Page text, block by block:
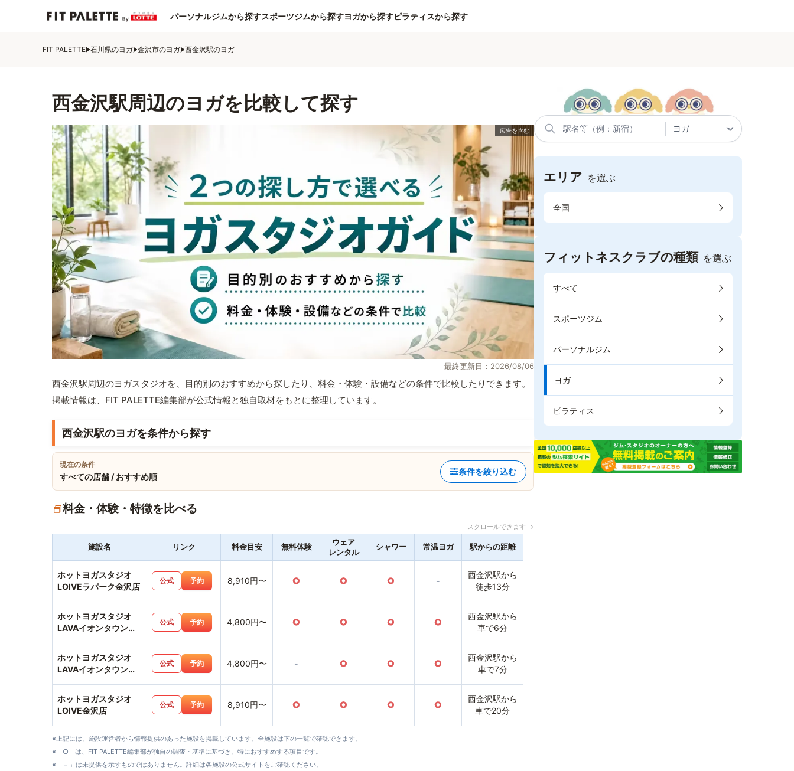
パーソナルジムから探すスポーツジムから探すヨガから探すピラティスから探す
FIT PALETTE 石川県のヨガ 金沢市のヨガ 西金沢駅のヨガ
西金沢駅周辺のヨガを比較して探す
最終更新日：2026/08/06
西金沢駅周辺のヨガスタジオを、目的別のおすすめから探したり、料金・体験・設備などの条件で比較したりできます。
掲載情報は、FIT PALETTE編集部が公式情報と独自取材をもとに整理しています。
西金沢駅のヨガを条件から探す
現在の条件
すべての店舗 / おすすめ順
条件を絞り込む
料金・体験・特徴を比べる
スクロールできます →
施設名 リンク 料金目安 無料体験
ウェア
レンタル
シャワー 常温ヨガ 駅からの距離
ホットヨガスタジオ
LOIVEラパーク金沢店
公式 予約 8,910円〜 ○ ○ ○ -
西金沢駅から
徒歩13分
ホットヨガスタジオ
LAVAイオンタウン金
公式 予約 4,800円〜 ○ ○ ○ ○
西金沢駅から
車で6分
ホットヨガスタジオ
LAVAイオンタウン
公式 予約 4,800円〜 - ○ ○ ○
西金沢駅から
車で7分
ホットヨガスタジオ
LOIVE金沢店
公式 予約 8,910円〜 ○ ○ ○ ○
西金沢駅から
車で20分
※上記には、施設運営者から情報提供のあった施設を掲載しています。全施設は下の一覧で確認できます。
※「○」は、FIT PALETTE編集部が独自の調査・基準に基づき、特におすすめする項目です。
※「－」は未提供を示すものではありません。詳細は各施設の公式サイトをご確認ください。
エリア を選ぶ
全国
フィットネスクラブの種類 を選ぶ
すべて
スポーツジム
パーソナルジム
ヨガ
ピラティス